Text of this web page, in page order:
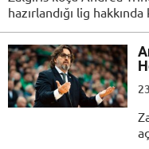
hazırlandığı lig